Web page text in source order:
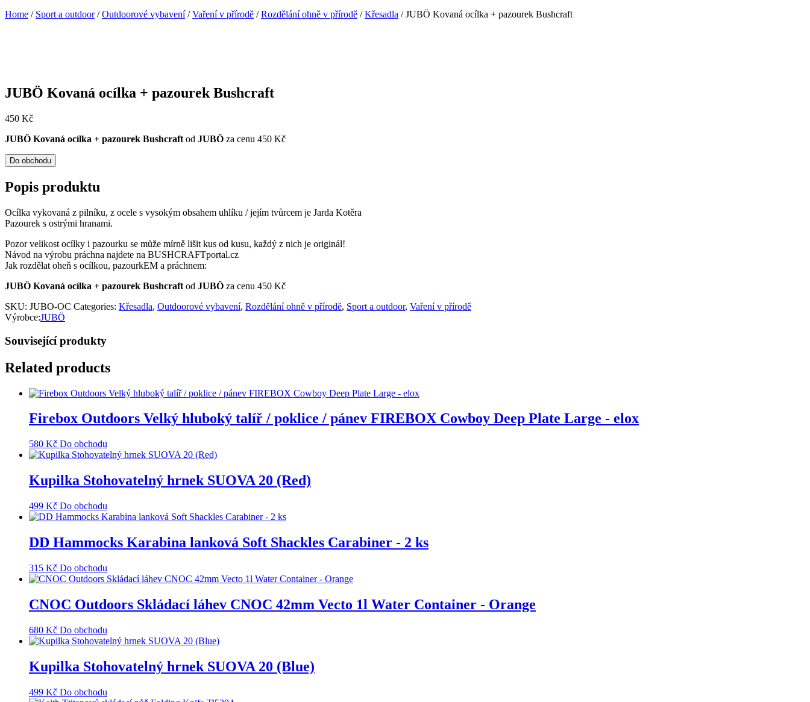
Home / Sport a outdoor/Outdoorové vybavení/Vaření v přírodě /Rozdělání ohně v přírodě /Křesadla / JUBÖ Kovaná ocílka + pazourek Bushcraft
JUBÖ Kovaná ocílka + pazourek Bushcraft
450 Kč
JUBÖ Kovaná ocílka + pazourek Bushcraft od JUBÖ za cenu 450 Kč
Do obchodu
Popis produktu
Ocílka vykovaná z pilníku, z ocele s vysokým obsahem uhlíku / jejím tvůrcem je Jarda Kotěra
Pazourek s ostrými hranami.
Pozor velikost ocílky i pazourku se může mírně lišit kus od kusu, každý z nich je originál!
Návod na výrobu práchna najdete na BUSHCRAFTportal.cz
Jak rozdělat oheň s ocílkou, pazourkEM a práchnem:
JUBÖ Kovaná ocílka + pazourek Bushcraft od JUBÖ za cenu 450 Kč
SKU: JUBO-OC Categories: Křesadla, Outdoorové vybavení, Rozdělání ohně v přírodě, Sport a outdoor, Vaření v přírodě
Výrobce:JUBÖ
Související produkty
Related products
Firebox Outdoors Velký hluboký talíř / poklice / pánev FIREBOX Cowboy Deep Plate Large - elox
580 Kč Do obchodu
Kupilka Stohovatelný hrnek SUOVA 20 (Red)
499 Kč Do obchodu
DD Hammocks Karabina lanková Soft Shackles Carabiner - 2 ks
315 Kč Do obchodu
CNOC Outdoors Skládací láhev CNOC 42mm Vecto 1l Water Container - Orange
680 Kč Do obchodu
Kupilka Stohovatelný hrnek SUOVA 20 (Blue)
499 Kč Do obchodu